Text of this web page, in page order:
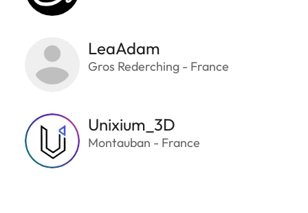
LeaAdam
Gros Rederching - France
Unixium_3D
Montauban - France